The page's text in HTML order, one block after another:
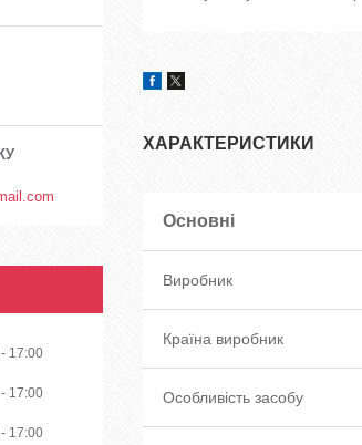
ХАРАКТЕРИСТИКИ
Основні
Виробник
Країна виробник
Особливість засобу
17:00
17:00
17:00